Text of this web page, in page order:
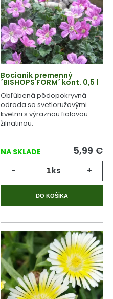
Bocianik premenný
´BISHOPS FORM´ kont. 0,5 l
Obľúbená pôdopokryvná
odroda so svetloružovými
kvetmi s výraznou fialovou
žilnatinou.
NA SKLADE 5,99 €
- ks +
DO KOŠÍKA